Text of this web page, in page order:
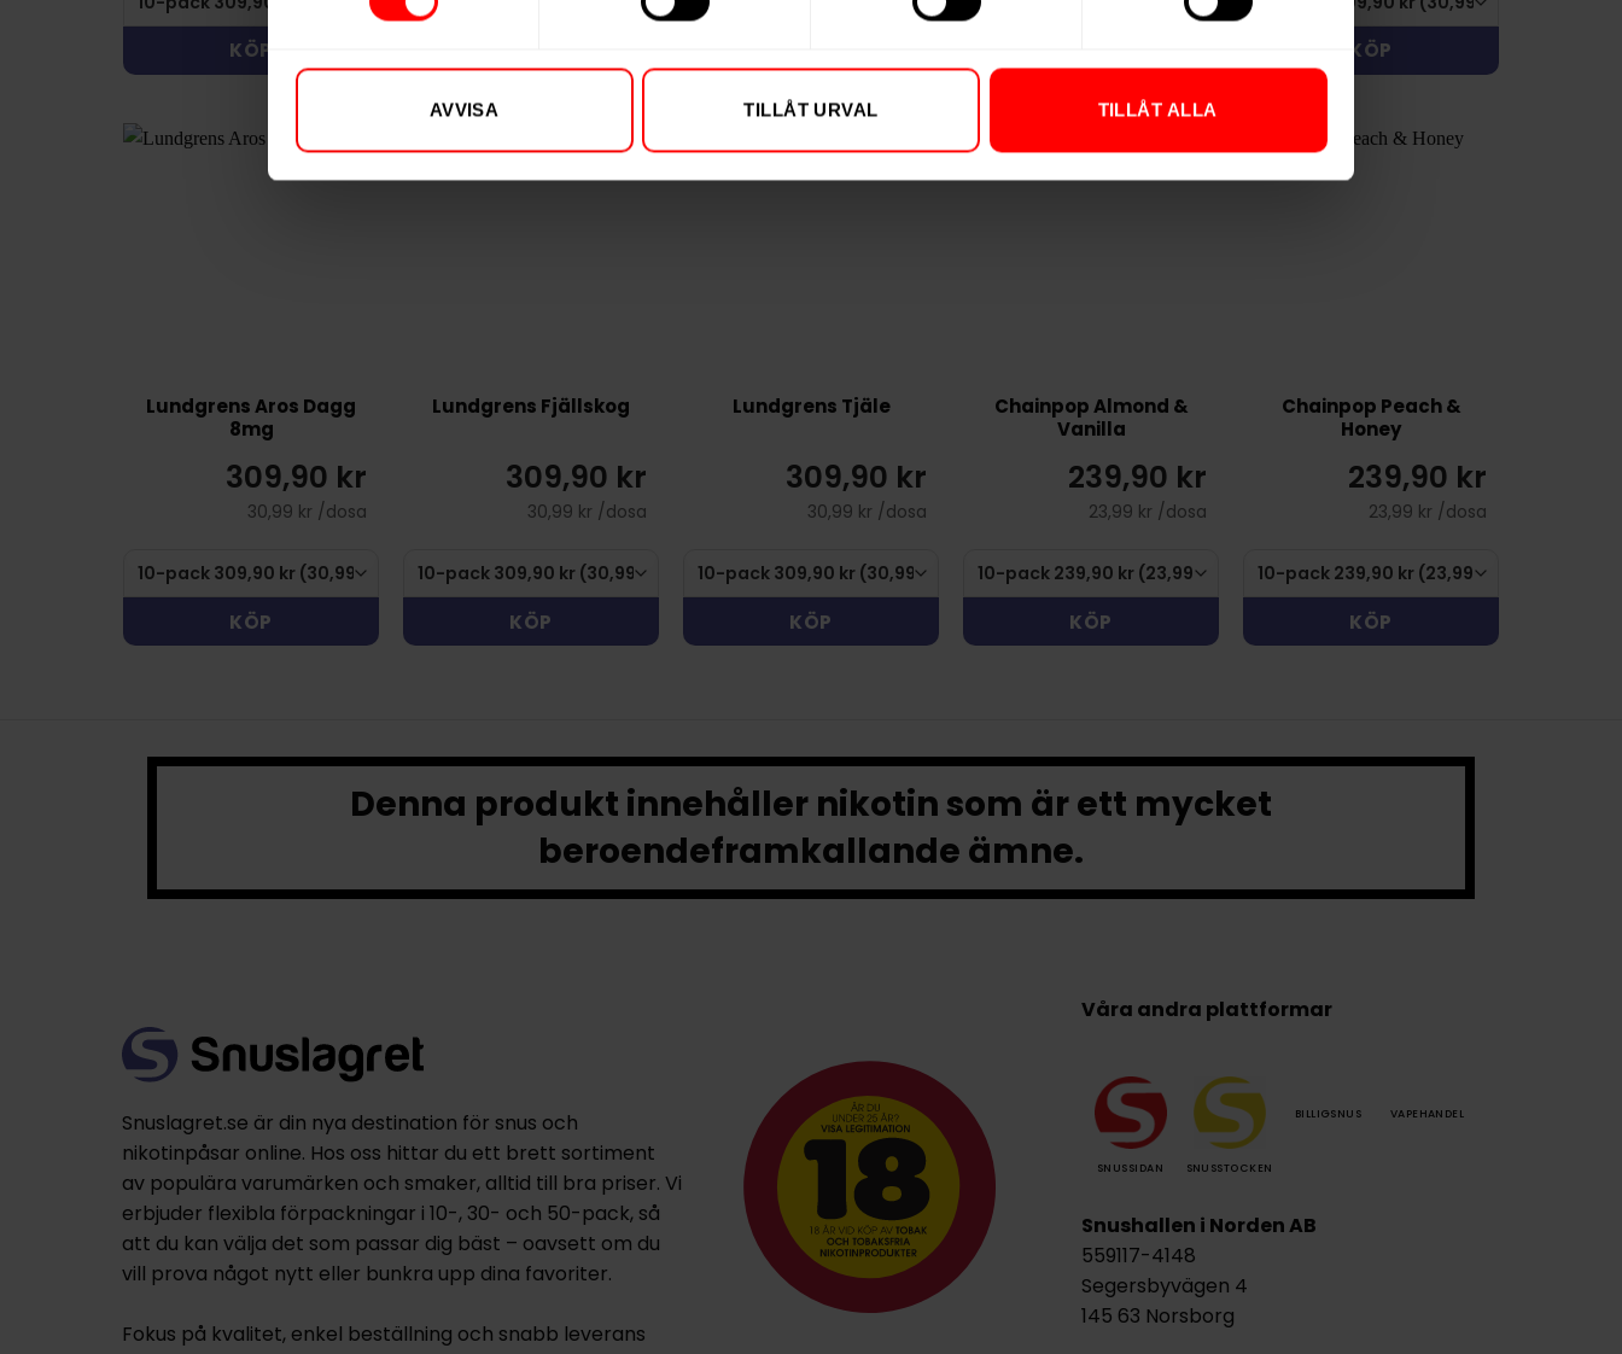
AVVISA TILLÅT URVAL TILLÅT ALLA
KÖP KÖP
Lundgrens Aros Dagg
8mg
309,90 kr
30,99 kr /dosa
KÖP
Lundgrens Fjällskog
309,90 kr
30,99 kr /dosa
KÖP
Lundgrens Tjäle
309,90 kr
30,99 kr /dosa
KÖP
Chainpop Almond &
Vanilla
239,90 kr
23,99 kr /dosa
KÖP
Chainpop Peach &
Honey
239,90 kr
23,99 kr /dosa
KÖP
Denna produkt innehåller nikotin som är ett mycket
beroendeframkallande ämne.
Snuslagret.se är din nya destination för snus och
nikotinpåsar online. Hos oss hittar du ett brett sortiment
av populära varumärken och smaker, alltid till bra priser. Vi
erbjuder flexibla förpackningar i 10-, 30- och 50-pack, så
att du kan välja det som passar dig bäst – oavsett om du
vill prova något nytt eller bunkra upp dina favoriter.
Fokus på kvalitet, enkel beställning och snabb leverans
Våra andra plattformar
SNUSSIDAN SNUSSTOCKEN
BILLIGSNUS VAPEHANDEL
Snushallen i Norden AB
559117-4148
Segersbyvägen 4
145 63 Norsborg